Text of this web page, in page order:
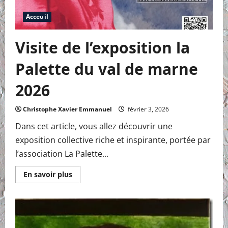
Acceuil
Visite de l’exposition la
Palette du val de marne
2026
Christophe Xavier Emmanuel février 3, 2026
Dans cet article, vous allez découvrir une
exposition collective riche et inspirante, portée par
l’association La Palette...
En savoir plusEn
savoir
Visite
l’exposition